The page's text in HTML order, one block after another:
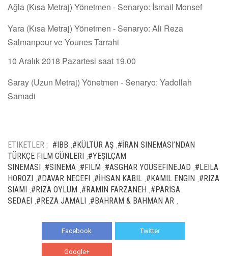
Ağla (Kısa Metraj) Yönetmen - Senaryo: İsmail Monsef
Yara (Kısa Metraj) Yönetmen - Senaryo: Ali Reza
Salmanpour ve Younes Tarrahi
10 Aralık 2018 Pazartesi saat 19.00
Saray (Uzun Metraj) Yönetmen - Senaryo: Yadollah
Samadi
ETIKETLER : #IBB #KÜLTÜR AŞ #İRAN SINEMASI’NDAN
TÜRKÇE FILM GÜNLERI #YEŞILÇAM
SINEMASI #SINEMA #FILM #ASGHAR YOUSEFINEJAD #LEILA
HOROZI #DAVAR NECEFI #İHSAN KABIL #KAMIL ENGIN #RIZA
SIAMI #RIZA OYLUM #RAMIN FARZANEH #PARISA
SEDAEI #REZA JAMALI #BAHRAM & BAHMAN AR
Facebook Twitter
Google+